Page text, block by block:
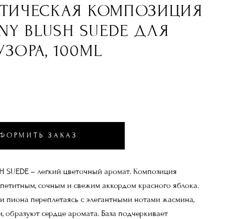
КОМПОЗИЦИЯ
BLUSH SUEDE ДЛЯ
100ML
ЗАКАЗ
SUEDE – легкий цветочный аромат. Композиция
сочным и свежим аккордом красного яблока.
пиона переплетаясь с элегантными нотами жасмина,
образуют сердце аромата. База подчеркивает